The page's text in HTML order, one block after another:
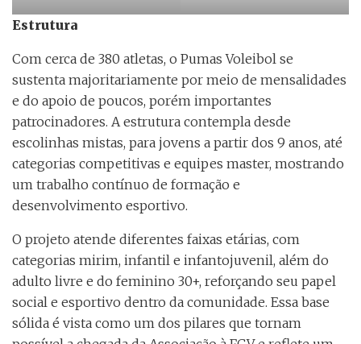
Estrutura
Com cerca de 380 atletas, o Pumas Voleibol se
sustenta majoritariamente por meio de mensalidades
e do apoio de poucos, porém importantes
patrocinadores. A estrutura contempla desde
escolinhas mistas, para jovens a partir dos 9 anos, até
categorias competitivas e equipes master, mostrando
um trabalho contínuo de formação e
desenvolvimento esportivo.
O projeto atende diferentes faixas etárias, com
categorias mirim, infantil e infantojuvenil, além do
adulto livre e do feminino 30+, reforçando seu papel
social e esportivo dentro da comunidade. Essa base
sólida é vista como um dos pilares que tornam